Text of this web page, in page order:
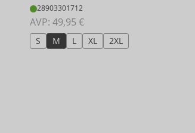
28903301712
AVP: 49,95 €
S M L XL 2XL